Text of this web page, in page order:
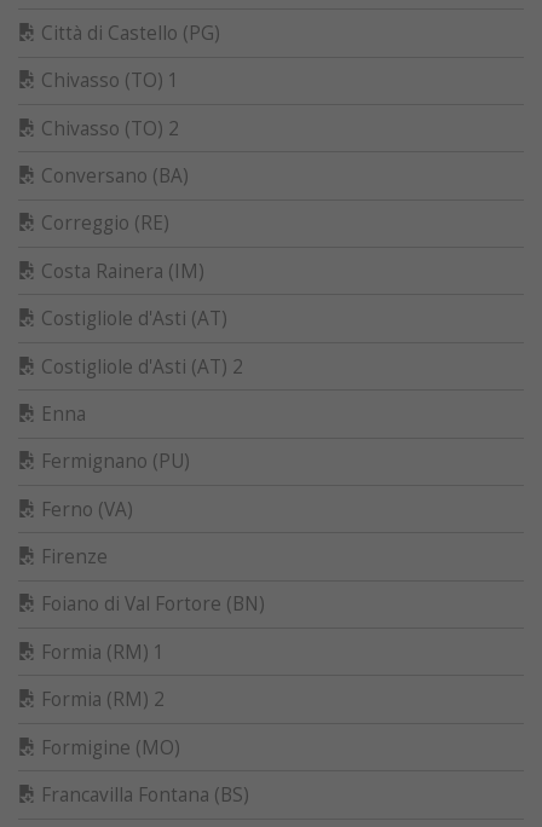
Città di Castello (PG)
Chivasso (TO) 1
Chivasso (TO) 2
Conversano (BA)
Correggio (RE)
Costa Rainera (IM)
Costigliole d'Asti (AT)
Costigliole d'Asti (AT) 2
Enna
Fermignano (PU)
Ferno (VA)
Firenze
Foiano di Val Fortore (BN)
Formia (RM) 1
Formia (RM) 2
Formigine (MO)
Francavilla Fontana (BS)